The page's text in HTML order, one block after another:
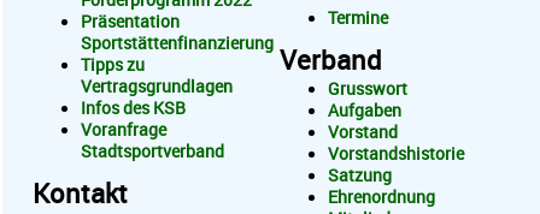
Präsentation
Sportstättenfinanzierung
Tipps zu
Vertragsgrundlagen
Infos des KSB
Voranfrage
Stadtsportverband
Kontakt
Termine
Verband
Grusswort
Aufgaben
Vorstand
Vorstandshistorie
Satzung
Ehrenordnung